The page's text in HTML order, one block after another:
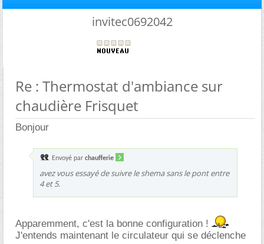
invitec0692042
Re : Thermostat d'ambiance sur
chaudière Frisquet
Bonjour
Envoyé par chaufferie
avez vous essayé de suivre le shema sans le pont entre
4 et 5.
Apparemment, c'est la bonne configuration !
J'entends maintenant le circulateur qui se déclenche